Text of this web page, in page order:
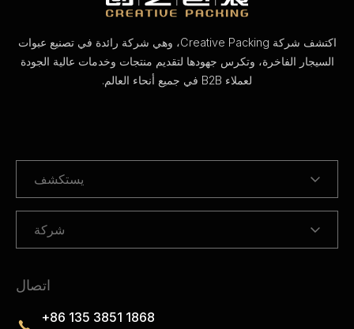
اكتشف شركة Creative Packing، وهي شركة رائدة في تصنيع عبوات
السيجار الفاخرة، وتكرس جهودها لتقديم منتجات وخدمات عالية الجودة
لعملاء B2B في جميع أنحاء العالم.
يستكشف
شركة
اتصال
+86 135 3851 1868